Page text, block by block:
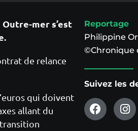
mer s’est
de relance
qui doivent
allant du
Reportage
Philippine
©Chronique
Suivez les